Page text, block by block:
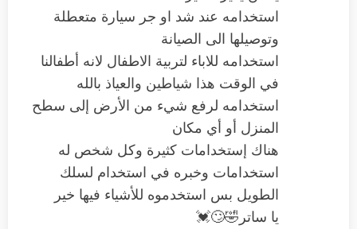
استخدامه عند شد او جر سيارة متعطلة
وتوصيلها الى الصيانة
استخدامه للاباء لتربية الاطفال لانه أطفالنا
في الوقت هذا شياطين والعياذ بالله
استخدامه لرفع شيء من الأرض إلى سطح
المنزل أو أي مكان
هناك إستخدامات كثيرة وكل شخص له
استخدامات وخبره في استخدام ‏لسلك
الطويل بس استخدموه للأشياء فيها خير
يا ساتر🤣🙄💓